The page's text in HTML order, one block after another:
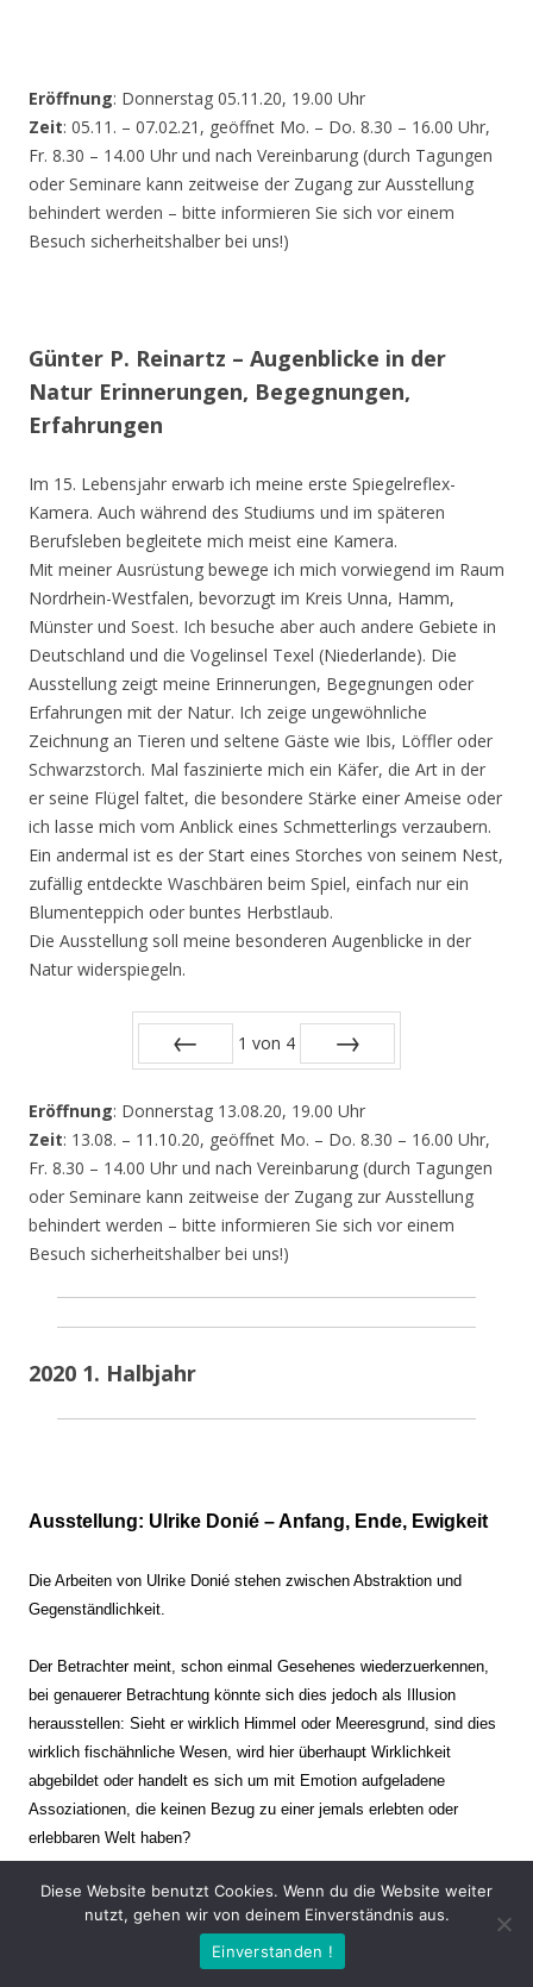
Eröffnung: Donnerstag 05.11.20, 19.00 Uhr
Zeit: 05.11. – 07.02.21, geöffnet Mo. – Do. 8.30 – 16.00 Uhr,
Fr. 8.30 – 14.00 Uhr und nach Vereinbarung (durch Tagungen
oder Seminare kann zeitweise der Zugang zur Ausstellung
behindert werden – bitte informieren Sie sich vor einem
Besuch sicherheitshalber bei uns!)
Günter P. Reinartz – Augenblicke in der
Natur Erinnerungen, Begegnungen,
Erfahrungen
Im 15. Lebensjahr erwarb ich meine erste Spiegelreflex-
Kamera. Auch während des Studiums und im späteren
Berufsleben begleitete mich meist eine Kamera.
Mit meiner Ausrüstung bewege ich mich vorwiegend im Raum
Nordrhein-Westfalen, bevorzugt im Kreis Unna, Hamm,
Münster und Soest. Ich besuche aber auch andere Gebiete in
Deutschland und die Vogelinsel Texel (Niederlande). Die
Ausstellung zeigt meine Erinnerungen, Begegnungen oder
Erfahrungen mit der Natur. Ich zeige ungewöhnliche
Zeichnung an Tieren und seltene Gäste wie Ibis, Löffler oder
Schwarzstorch. Mal faszinierte mich ein Käfer, die Art in der
er seine Flügel faltet, die besondere Stärke einer Ameise oder
ich lasse mich vom Anblick eines Schmetterlings verzaubern.
Ein andermal ist es der Start eines Storches von seinem Nest,
zufällig entdeckte Waschbären beim Spiel, einfach nur ein
Blumenteppich oder buntes Herbstlaub.
Die Ausstellung soll meine besonderen Augenblicke in der
Natur widerspiegeln.
1 von 4
Eröffnung: Donnerstag 13.08.20, 19.00 Uhr
Zeit: 13.08. – 11.10.20, geöffnet Mo. – Do. 8.30 – 16.00 Uhr,
Fr. 8.30 – 14.00 Uhr und nach Vereinbarung (durch Tagungen
oder Seminare kann zeitweise der Zugang zur Ausstellung
behindert werden – bitte informieren Sie sich vor einem
Besuch sicherheitshalber bei uns!)
2020 1. Halbjahr
Ausstellung: Ulrike Donié – Anfang, Ende, Ewigkeit
Die Arbeiten von Ulrike Donié stehen zwischen Abstraktion und
Gegenständlichkeit.
Der Betrachter meint, schon einmal Gesehenes wiederzuerkennen,
bei genauerer Betrachtung könnte sich dies jedoch als Illusion
herausstellen: Sieht er wirklich Himmel oder Meeresgrund, sind dies
wirklich fischähnliche Wesen, wird hier überhaupt Wirklichkeit
abgebildet oder handelt es sich um mit Emotion aufgeladene
Assoziationen, die keinen Bezug zu einer jemals erlebten oder
erlebbaren Welt haben?
Verharren und Dynamik stehen sich dabei gegenüber. Zeit steht still
oder verrinnt im Nu. Es soll dabei eine Spannung, auch farblich, bis
zur Schmerzgrenze erzeugt werden. Die Arbeiten stellen ambivalente
Diese Website benutzt Cookies. Wenn du die Website weiter
nutzt, gehen wir von deinem Einverständnis aus.
Einverstanden !